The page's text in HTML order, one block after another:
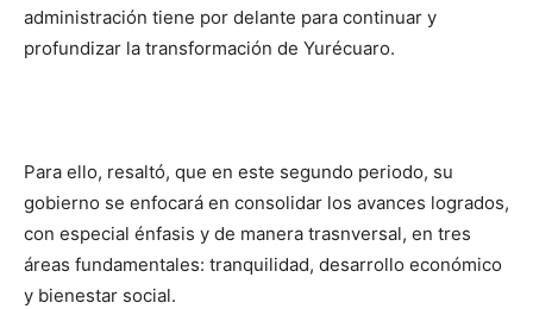
administración tiene por delante para continuar y
profundizar la transformación de Yurécuaro.
Para ello, resaltó, que en este segundo periodo, su
gobierno se enfocará en consolidar los avances logrados,
con especial énfasis y de manera trasnversal, en tres
áreas fundamentales: tranquilidad, desarrollo económico
y bienestar social.